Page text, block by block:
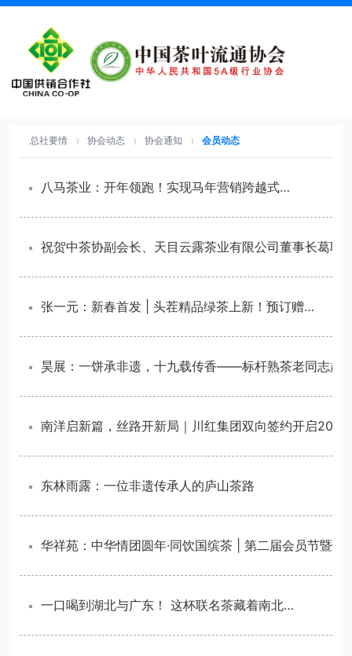
总社要情 协会动态 协会通知 会员动态
八马茶业：开年领跑！实现马年营销跨越式增长
张一元：新春首发 | 头茬精品绿茶上新！预订赠精美好礼
东林雨露：一位非遗传承人的庐山茶路
一口喝到湖北与广东！ 这杯联名茶藏着南北养生智慧